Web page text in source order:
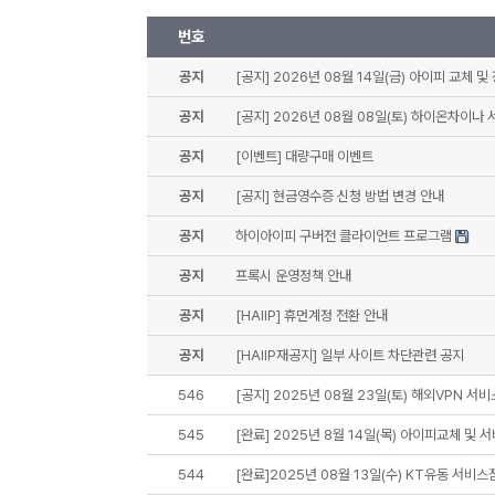
번호
공지 [공지] 2026년 08월 14일(금) 아이피 교체 및
공지 [공지] 2026년 08월 08일(토) 하이온차이나
공지 [이벤트] 대량구매 이벤트
공지 [공지] 현금영수증 신청 방법 변경 안내
공지 하이아이피 구버전 클라이언트 프로그램
공지 프록시 운영정책 안내
공지 [HAIIP] 휴먼계정 전환 안내
공지 [HAIIP재공지] 일부 사이트 차단관련 공지
546 [공지] 2025년 08월 23일(토) 해외VPN 서비
545 [완료] 2025년 8월 14일(목) 아이피교체 및
544 [완료]2025년 08월 13일(수) KT유동 서비스